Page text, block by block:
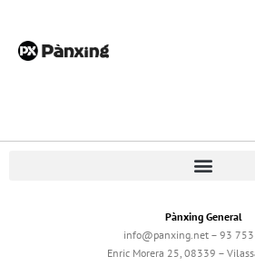
Pànxing General
info@panxing.net – 93
Enric Morera 25, 08339 –